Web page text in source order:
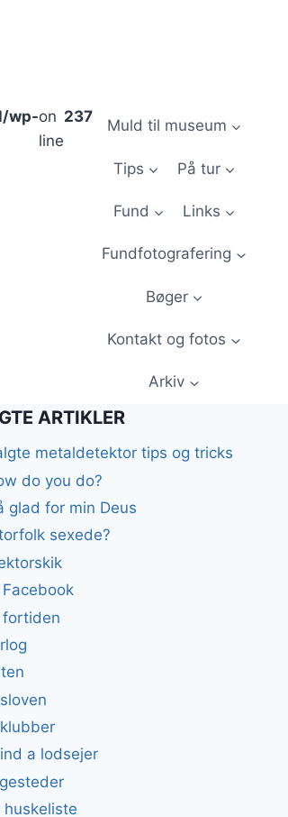
wp-on
line
237
Muld til museum
Tips På tur
Fund Links
Fundfotografering
Bøger
Kontakt og fotos
Arkiv
ARTIKLER
metaldetektor tips og tricks
do you do?
glad for min Deus
sexede?
fortiden
a lodsejer
huskeliste